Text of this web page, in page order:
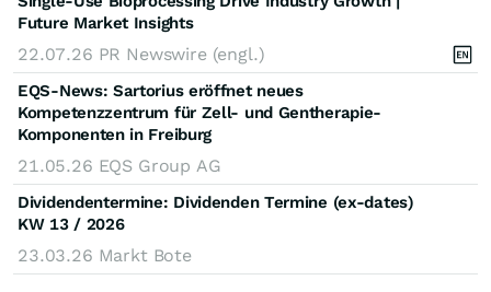
Future Market Insights
22.07.26 PR Newswire (engl.)
EQS-News: Sartorius eröffnet neues
Kompetenzzentrum für Zell- und Gentherapie-
Komponenten in Freiburg
21.05.26 EQS Group AG
Dividendentermine: Dividenden Termine (ex-dates)
KW 13 / 2026
23.03.26 Markt Bote